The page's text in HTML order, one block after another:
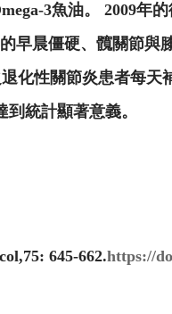
3魚油。 2009年
早晨僵硬、髖關節
化性關節炎患者每天
統計顯著意義。
645-662.https://